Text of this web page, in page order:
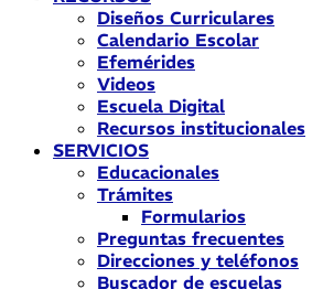
Diseños Curriculares
Calendario Escolar
Efemérides
Videos
Escuela Digital
Recursos institucionales
SERVICIOS
Educacionales
Trámites
Formularios
Preguntas frecuentes
Direcciones y teléfonos
Buscador de escuelas